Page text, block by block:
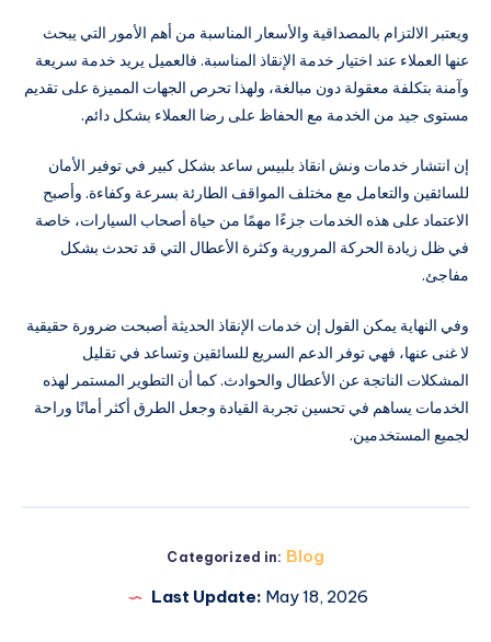
ويعتبر الالتزام بالمصداقية والأسعار المناسبة من أهم الأمور التي يبحث
عنها العملاء عند اختيار خدمة الإنقاذ المناسبة. فالعميل يريد خدمة سريعة
وآمنة بتكلفة معقولة دون مبالغة، ولهذا تحرص الجهات المميزة على تقديم
مستوى جيد من الخدمة مع الحفاظ على رضا العملاء بشكل دائم.
إن انتشار خدمات ونش انقاذ بلبيس ساعد بشكل كبير في توفير الأمان
للسائقين والتعامل مع مختلف المواقف الطارئة بسرعة وكفاءة. وأصبح
الاعتماد على هذه الخدمات جزءًا مهمًا من حياة أصحاب السيارات، خاصة
في ظل زيادة الحركة المرورية وكثرة الأعطال التي قد تحدث بشكل
مفاجئ.
وفي النهاية يمكن القول إن خدمات الإنقاذ الحديثة أصبحت ضرورة حقيقية
لا غنى عنها، فهي توفر الدعم السريع للسائقين وتساعد في تقليل
المشكلات الناتجة عن الأعطال والحوادث. كما أن التطوير المستمر لهذه
الخدمات يساهم في تحسين تجربة القيادة وجعل الطرق أكثر أمانًا وراحة
لجميع المستخدمين.
Categorized in: Blog
Last Update: May 18, 2026